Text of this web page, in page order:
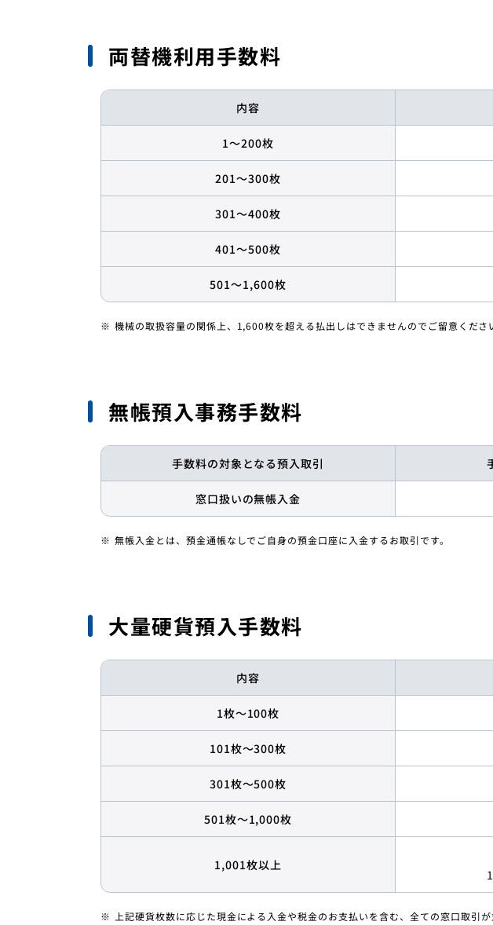
両替機利用手数料
内容
1〜200枚
201〜300枚
301〜400枚
401〜500枚
501〜1,600枚
機械の取扱容量の関係上、1,600枚を超える払出しはできませんのでご留意くださ
無帳預入事務手数料
手数料の対象となる預入取引
窓口扱いの無帳入金
無帳入金とは、預金通帳なしでご自身の預金口座に入金するお取引です。
大量硬貨預入手数料
内容
1枚～100枚
101枚～300枚
301枚～500枚
501枚～1,000枚
1,001枚以上
上記硬貨枚数に応じた現金による入金や税金のお支払いを含む、全ての窓口取引が